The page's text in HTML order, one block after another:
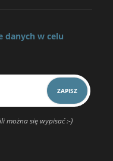
danych w celu
można się wypisać :-)